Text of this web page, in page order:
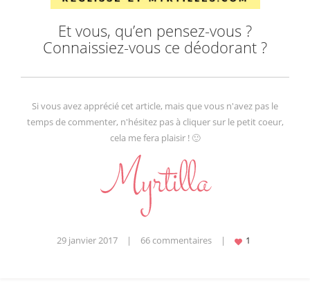
Et vous, qu’en pensez-vous ?
Connaissiez-vous ce déodorant ?
Si vous avez apprécié cet article, mais que vous n'avez pas le
temps de commenter, n'hésitez pas à cliquer sur le petit coeur,
cela me fera plaisir ! 🙂
29 janvier 2017 | 66 commentaires |